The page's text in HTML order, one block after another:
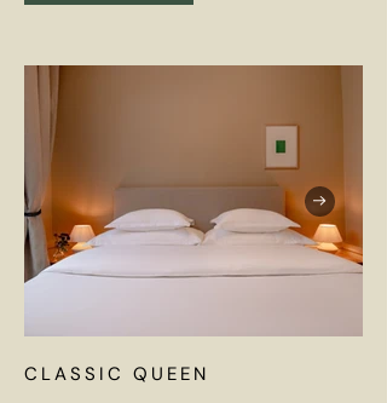
CLASSIC QUEEN